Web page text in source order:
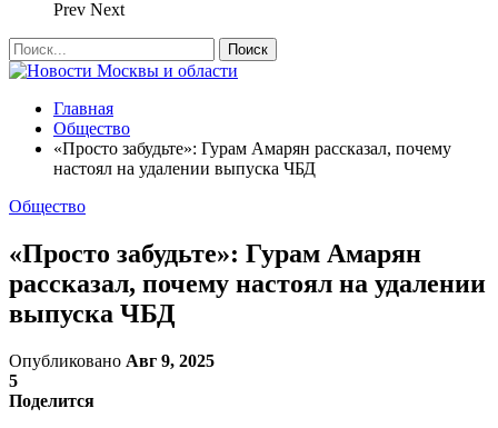
Prev Next
Главная
Общество
«Просто забудьте»: Гурам Амарян рассказал, почему
настоял на удалении выпуска ЧБД
Общество
«Просто забудьте»: Гурам Амарян
рассказал, почему настоял на удалении
выпуска ЧБД
Опубликовано Авг 9, 2025
5
Поделится